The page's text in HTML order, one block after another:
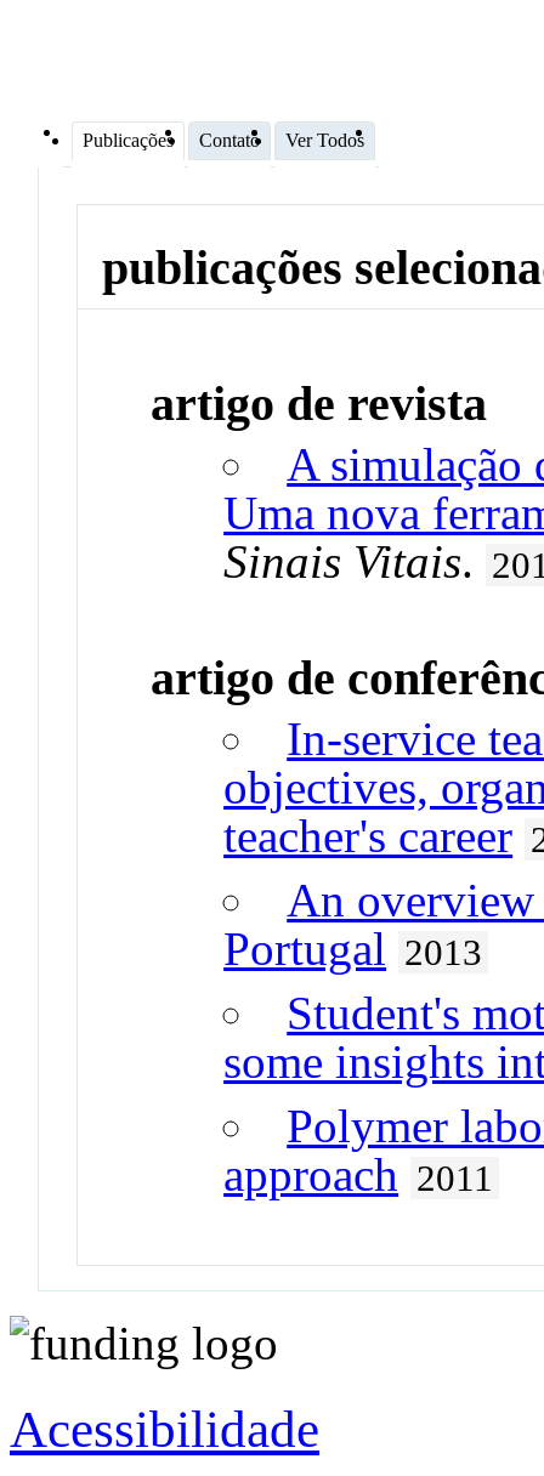
Publicações Contato Ver Todos
publicações
artigo de revista
A simulação
Uma nova
Sinais Vitais.
artigo de
In-service
objectives,
teacher's career
An
Portugal 2013
Student's
some insights
Polymer
approach 2011
Acessibilidade